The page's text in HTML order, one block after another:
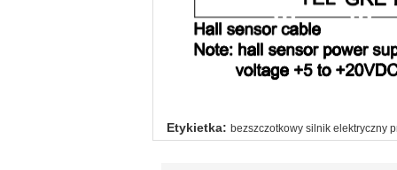
Etykietka: bezszczotkowy silnik elektryczny